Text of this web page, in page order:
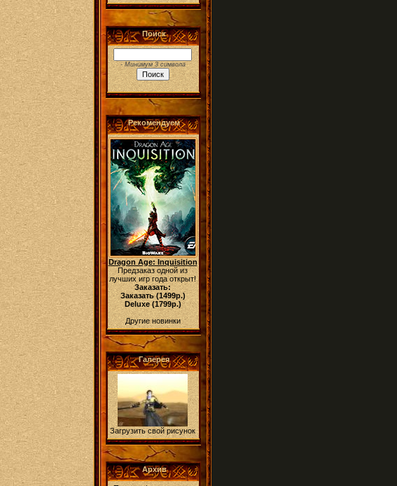
Поиск
- Минимум 3 символа
Рекомендуем
Dragon Age: Inquisition
Предзаказ одной из
лучших игр года открыт!
Заказать:
Заказать (1499р.)
Deluxe (1799р.)
Другие новинки
Галерея
Загрузить свой рисунок
Архив